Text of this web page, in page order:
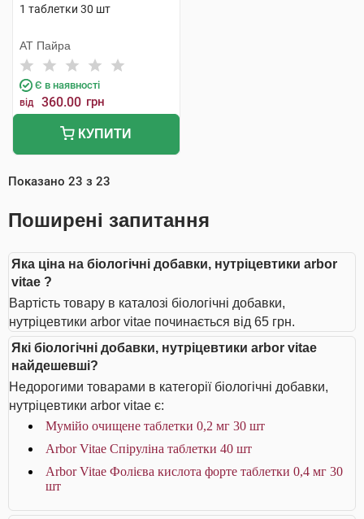
1 таблетки 30 шт
АТ Пайра
Є в наявності
від 360.00 грн
КУПИТИ
Показано 23 з 23
Поширені запитання
Яка ціна на біологічні добавки, нутріцевтики arbor
vitae ?
Вартість товару в каталозі біологічні добавки,
нутріцевтики arbor vitae починається від 65 грн.
Які біологічні добавки, нутріцевтики arbor vitae
найдешевші?
Недорогими товарами в категорії біологічні добавки,
нутріцевтики arbor vitae є:
Мумійо очищене таблетки 0,2 мг 30 шт
Arbor Vitae Спіруліна таблетки 40 шт
Arbor Vitae Фолієва кислота форте таблетки 0,4 мг 30
шт